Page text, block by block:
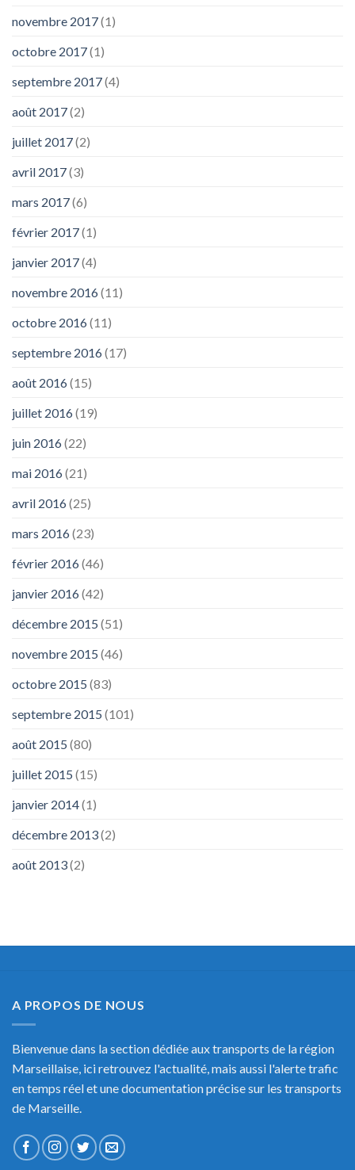
novembre 2017(1)
octobre 2017(1)
septembre 2017(4)
août 2017(2)
juillet 2017(2)
avril 2017(3)
mars 2017(6)
février 2017(1)
janvier 2017(4)
novembre 2016(11)
octobre 2016(11)
septembre 2016(17)
août 2016(15)
juillet 2016(19)
juin 2016(22)
mai 2016(21)
avril 2016(25)
mars 2016(23)
février 2016(46)
janvier 2016(42)
décembre 2015 (51)
novembre 2015 (46)
octobre 2015 (83)
septembre 2015 (101)
août 2015 (80)
juillet 2015 (15)
janvier 2014(1)
décembre 2013(2)
août 2013(2)
A PROPOS DE NOUS
Bienvenue dans la section dédiée aux transports de la région
Marseillaise, ici retrouvez l'actualité, mais aussi l'alerte trafic
en temps réel et une documentation précise sur les transports
de Marseille.